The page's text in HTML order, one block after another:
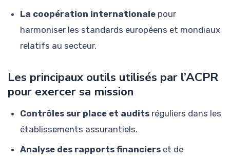
La coopération internationale pour
harmoniser les standards européens et mondiaux
relatifs au secteur.
Les principaux outils utilisés par l’ACPR
pour exercer sa mission
Contrôles sur place et audits réguliers dans les
établissements assurantiels.
Analyse des rapports financiers et de